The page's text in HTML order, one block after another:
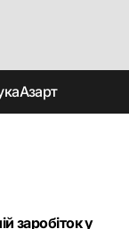
Азарт
заробіток у